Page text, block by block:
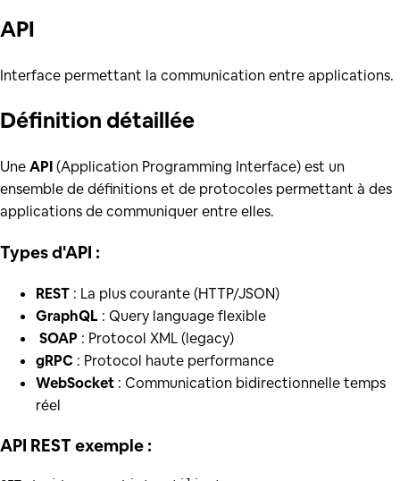
API
Interface permettant la communication entre applications.
Définition détaillée
UneAPI(Application Programming Interface) est un
ensemble de définitions et de protocoles permettant à des
applications de communiquer entre elles.
Types d'API :
REST : La plus courante (HTTP/JSON)
GraphQL : Query language flexible
SOAP : Protocol XML (legacy)
gRPC : Protocol haute performance
WebSocket : Communication bidirectionnelle temps
réel
API REST exemple :